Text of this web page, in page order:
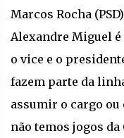
Marcos Rocha
Alexandre Miguel
o vice e o
fazem parte da
assumir o cargo ou
não temos jogos